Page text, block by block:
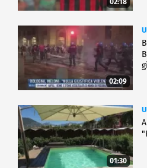
02:18
02:09
01:30